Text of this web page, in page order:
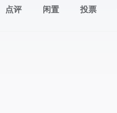
点评 闲置 投票